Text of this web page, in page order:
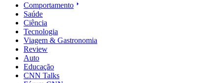
Comportamento
Saúde
Ciência
Tecnologia
Viagem & Gastronomia
Review
Auto
Educação
CNN Talks